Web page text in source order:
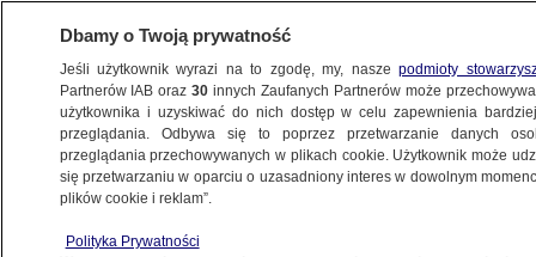
Dbamy o Twoją prywatność
Jeśli użytkownik wyrazi na to zgodę, my, naszepodmioty
Partnerów IAB oraz30 innych Zaufanych Partnerów może
użytkownika i uzyskiwać do nich dostęp w celu zapewnienia
przeglądania. Odbywa się to poprzez przetwarzanie danych
przeglądania przechowywanych w plikach cookie. Użytkownik może
się przetwarzaniu w oparciu o uzasadniony interes w dowolnym
plików cookie i reklam”.
Polityka Prywatności